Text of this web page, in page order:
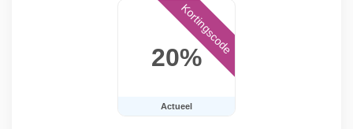
20%
Actueel
Kortingscode